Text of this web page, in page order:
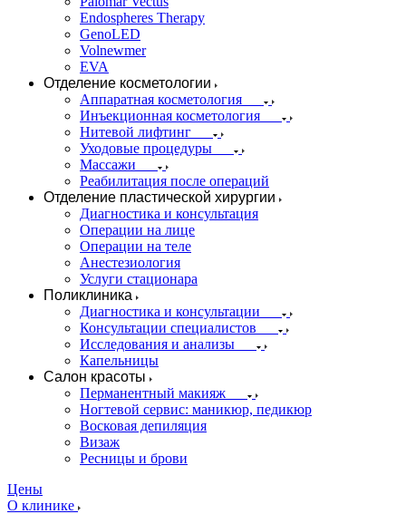
Endospheres Therapy
GenoLED
Volnewmer
EVA
Отделение косметологии
Аппаратная косметология
Инъекционная косметология
Нитевой лифтинг
Уходовые процедуры
Массажи
Реабилитация после операций
Отделение пластической хирургии
Диагностика и консультация
Операции на лице
Операции на теле
Анестезиология
Услуги стационара
Поликлиника
Диагностика и консультации
Консультации специалистов
Исследования и анализы
Капельницы
Салон красоты
Перманентный макияж
Ногтевой сервис: маникюр, педикюр
Восковая депиляция
Визаж
Ресницы и брови
Цены
О клинике